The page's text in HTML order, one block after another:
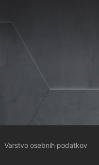
Varstvo osebnih podatkov